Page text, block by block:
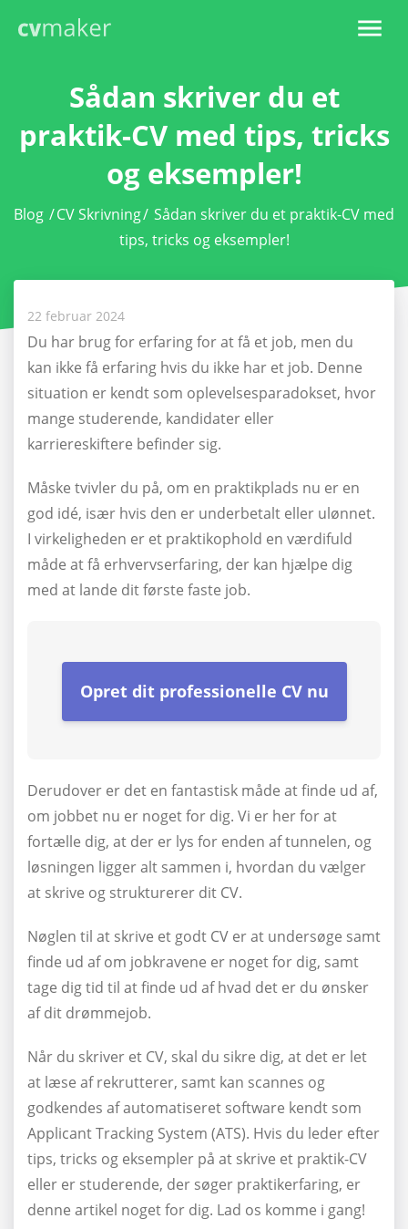
Sådan skriver du et
praktik-CV med tips, tricks
og eksempler!
Blog /CV Skrivning/ Sådan skriver du et praktik-CV med
tips, tricks og eksempler!
22 februar 2024
Du har brug for erfaring for at få et job, men du
kan ikke få erfaring hvis du ikke har et job. Denne
situation er kendt som oplevelsesparadokset, hvor
mange studerende, kandidater eller
karriereskiftere befinder sig.
Måske tvivler du på, om en praktikplads nu er en
god idé, især hvis den er underbetalt eller ulønnet.
I virkeligheden er et praktikophold en værdifuld
måde at få erhvervserfaring, der kan hjælpe dig
med at lande dit første faste job.
Opret dit professionelle CV nu
Derudover er det en fantastisk måde at finde ud af,
om jobbet nu er noget for dig. Vi er her for at
fortælle dig, at der er lys for enden af tunnelen, og
løsningen ligger alt sammen i, hvordan du vælger
at skrive og strukturerer dit CV.
Nøglen til at skrive et godt CV er at undersøge samt
finde ud af om jobkravene er noget for dig, samt
tage dig tid til at finde ud af hvad det er du ønsker
af dit drømmejob.
Når du skriver et CV, skal du sikre dig, at det er let
at læse af rekrutterer, samt kan scannes og
godkendes af automatiseret software kendt som
Applicant Tracking System (ATS). Hvis du leder efter
tips, tricks og eksempler på at skrive et praktik-CV
eller er studerende, der søger praktikerfaring, er
denne artikel noget for dig. Lad os komme i gang!